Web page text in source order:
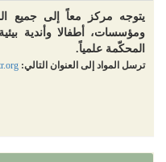
يتوجه مركز معاً إلى جميع
ومؤسسات، أطفالا وأندية
المحكّمة علمياً.
ترسل المواد إلى العنوان التالي: